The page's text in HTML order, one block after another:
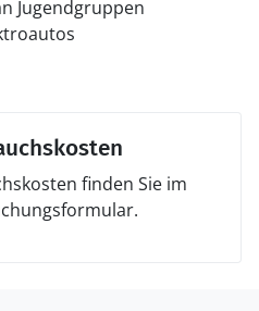
Jugendgruppen
finden Sie im